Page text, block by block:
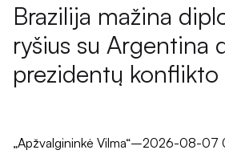
Brazilija mažina
ryšius su Argentina
prezidentų konflikto
„Apžvalgininkė Vilma“–2026-08-07